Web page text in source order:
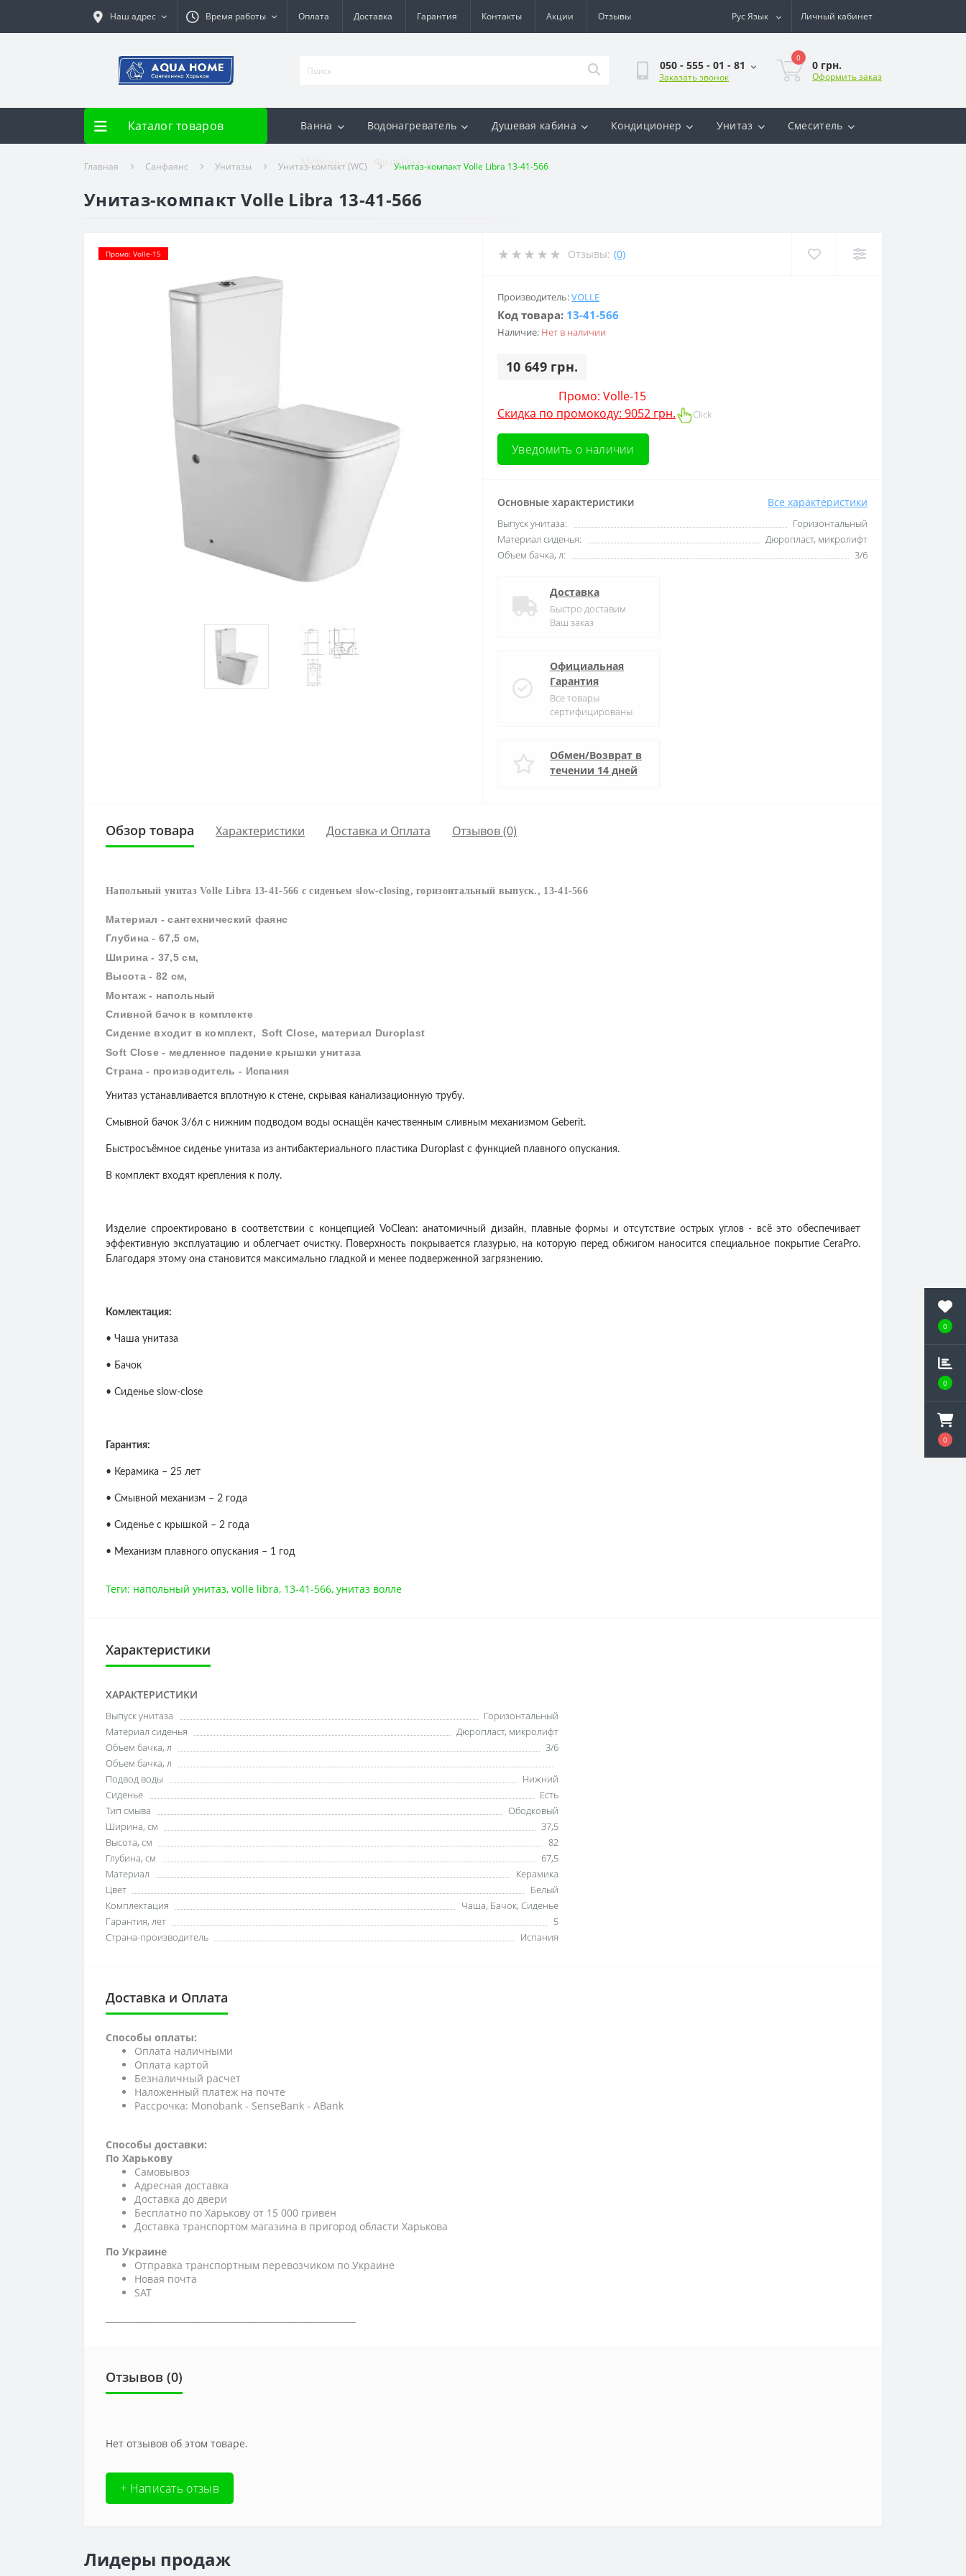
0
0
0
Наш адрес Время работы Оплата Доставка Гарантия Контакты Акции Отзывы РусЯзык Личный кабинет
050 - 555 - 01 - 81
Заказать звонок
0
0 грн.
Оформить заказ
Каталог товаров Ванна Водонагреватель Душевая кабина Кондиционер Унитаз Смеситель
Фильтры
Главная Санфаянс Унитазы Унитаз-компакт (WC) Унитаз-компакт Volle Libra 13-41-566
Унитаз-компакт Volle Libra 13-41-566
Промо: Volle-15 Отзывы: (0)
Производитель:VOLLE
Код товара: 13-41-566
Наличие: Нет в наличии
10 649 грн.
Промо: Volle-15
Скидка по промокоду: 9052 грн.
Click
Уведомить о наличии
Основные характеристики Все характеристики
Выпуск унитаза:
Горизонтальный
Материал сиденья:
Дюропласт, микролифт
Объем бачка, л:
3/6
Доставка
Быстро доставим
Ваш заказ
Официальная
Гарантия
Все товары
сертифицированы
Обмен/Возврат в
течении 14 дней
Обзор товара Характеристики Доставка и Оплата Отзывов (0)
Напольный унитаз Volle Libra 13-41-566 с сиденьем slow-closing, горизонтальный выпуск., 13-41-566
Материал - сантехнический фаянс
Глубина - 67,5 см,
Ширина - 37,5 см,
Высота - 82 см,
Монтаж - напольный
Сливной бачок в комплекте
Сидение входит в комплект, Soft Close, материал Duroplast
Soft Close - медленное падение крышки унитаза
Страна - производитель - Испания
Унитаз устанавливается вплотную к стене, скрывая канализационную трубу.
Смывной бачок 3/6л с нижним подводом воды оснащён качественным сливным механизмом Geberit.
Быстросъёмное сиденье унитаза из антибактериального пластика Duroplast с функцией плавного опускания.
В комплект входят крепления к полу.
Изделие спроектировано в соответствии с концепцией VoClean: анатомичный дизайн, плавные формы и отсутствие острых углов - всё это обеспечивает
эффективную эксплуатацию и облегчает очистку. Поверхность покрывается глазурью, на которую перед обжигом наносится специальное покрытие СeraPro.
Благодаря этому она становится максимально гладкой и менее подверженной загрязнению.
Комлектация:
• Чаша унитаза
• Бачок
• Сиденье slow-close
Гарантия:
• Керамика – 25 лет
• Смывной механизм – 2 года
• Сиденье с крышкой – 2 года
• Механизм плавного опускания – 1 год
Теги: напольный унитаз, volle libra, 13-41-566, унитаз волле
Характеристики
ХАРАКТЕРИСТИКИ
Выпуск унитаза
Горизонтальный
Материал сиденья
Дюропласт, микролифт
Объем бачка, л
3/6
Объем бачка, л
Подвод воды
Нижний
Сиденье
Есть
Тип смыва
Ободковый
Ширина, см
37,5
Высота, см
82
Глубина, см
67,5
Материал
Керамика
Цвет
Белый
Комплектация
Чаша, Бачок, Сиденье
Гарантия, лет
5
Страна-производитель
Испания
Доставка и Оплата
Способы оплаты:
Оплата наличными
Оплата картой
Безналичный расчет
Наложенный платеж на почте
Рассрочка: Monobank - SenseBank - АBank
Способы доставки:
По Харькову
Самовывоз
Адресная доставка
Доставка до двери
Бесплатно по Харькову от 15 000 гривен
Доставка транспортом магазина в пригород области Харькова
По Украине
Отправка транспортным перевозчиком по Украине
Новая почта
SAT
Отзывов (0)
Нет отзывов об этом товаре.
+ Написать отзыв
Лидеры продаж